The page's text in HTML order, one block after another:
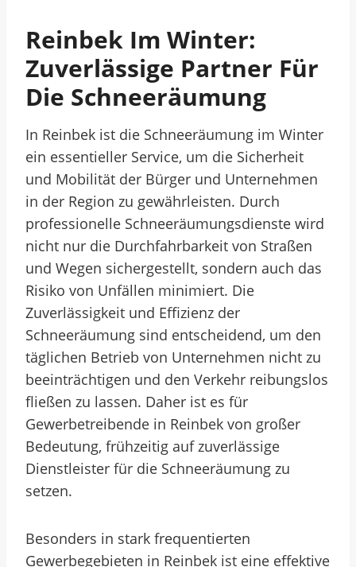
Reinbek Im Winter:
Zuverlässige Partner Für
Die Schneeräumung
In Reinbek ist die Schneeräumung im Winter
ein essentieller Service, um die Sicherheit
und Mobilität der Bürger und Unternehmen
in der Region zu gewährleisten. Durch
professionelle Schneeräumungsdienste wird
nicht nur die Durchfahrbarkeit von Straßen
und Wegen sichergestellt, sondern auch das
Risiko von Unfällen minimiert. Die
Zuverlässigkeit und Effizienz der
Schneeräumung sind entscheidend, um den
täglichen Betrieb von Unternehmen nicht zu
beeinträchtigen und den Verkehr reibungslos
fließen zu lassen. Daher ist es für
Gewerbetreibende in Reinbek von großer
Bedeutung, frühzeitig auf zuverlässige
Dienstleister für die Schneeräumung zu
setzen.
Besonders in stark frequentierten
Gewerbegebieten in Reinbek ist eine effektive